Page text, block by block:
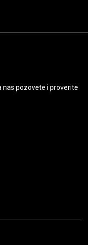
nas pozovete i proverite